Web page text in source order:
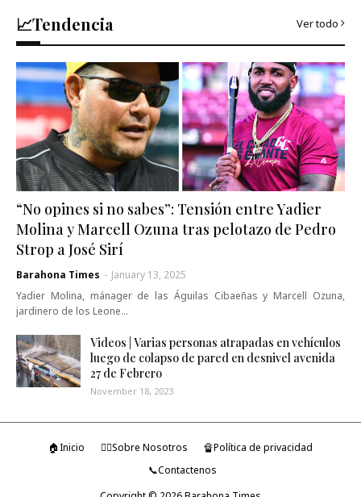
📈Tendencia Ver todo
“No opines si no sabes”: Tensión entre Yadier
Molina y Marcell Ozuna tras pelotazo de Pedro
Strop a José Sirí
Barahona Times - January 13, 2025
Yadier Molina, mánager de las Águilas Cibaeñas y Marcell Ozuna,
jardinero de los Leone…
Videos | Varias personas atrapadas en vehículos
luego de colapso de pared en desnivel avenida
27 de Febrero
November 18, 2023
🏠Inicio 🤷‍♂️Sobre Nosotros
🔏Política de privacidad
📞Contactenos